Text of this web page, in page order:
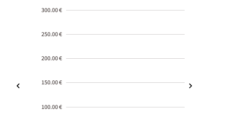
300.00 €
250.00 €
200.00 €
150.00 €
100.00 €